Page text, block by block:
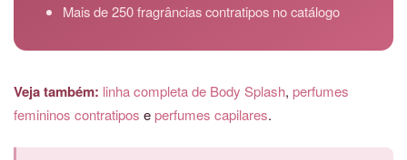
Mais de 250 fragrâncias contratipos no catálogo
Veja também: linha completa de Body Splash, perfumes
femininos contratipos eperfumes capilares.